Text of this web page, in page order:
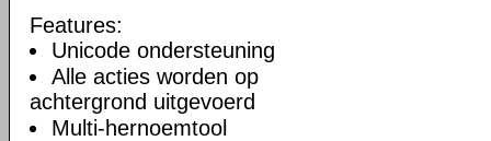
Features:
Unicode ondersteuning
Alle acties worden op
achtergrond uitgevoerd
Multi-hernoemtool